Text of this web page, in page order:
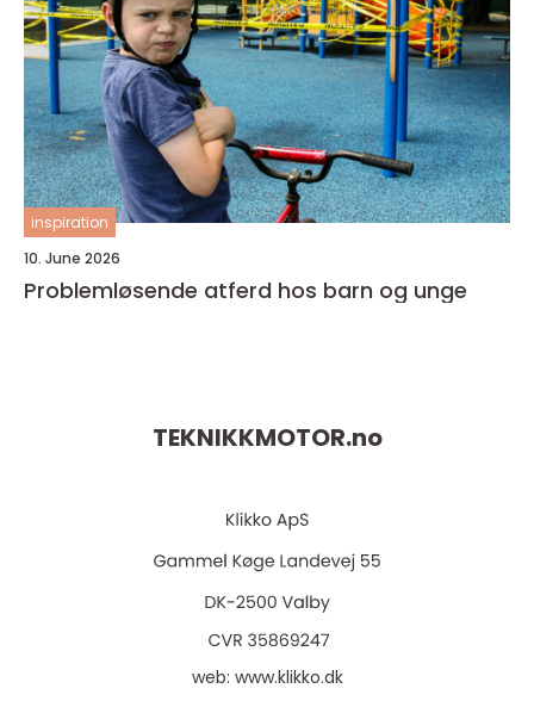
inspiration
10. June 2026
Problemløsende atferd hos barn og unge
TEKNIKKMOTOR.no
web: www.klikko.dk